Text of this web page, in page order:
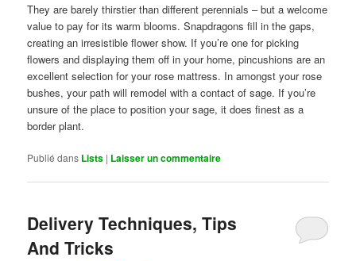
They are barely thirstier than different perennials – but a welcome
value to pay for its warm blooms. Snapdragons fill in the gaps,
creating an irresistible flower show. If you’re one for picking
flowers and displaying them off in your home, pincushions are an
excellent selection for your rose mattress. In amongst your rose
bushes, your path will remodel with a contact of sage. If you’re
unsure of the place to position your sage, it does finest as a
border plant.
Publié dans Lists | Laisser un commentaire
Delivery Techniques, Tips
And Tricks